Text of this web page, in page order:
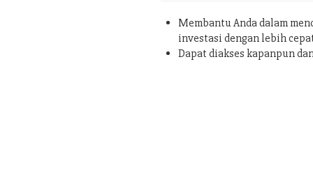
Membantu Anda dalam
investasi dengan lebih
Dapat diakses kapanpun